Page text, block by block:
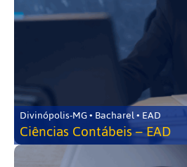
Divinópolis-MG • Bacharel • EAD
Ciências Contábeis – EAD